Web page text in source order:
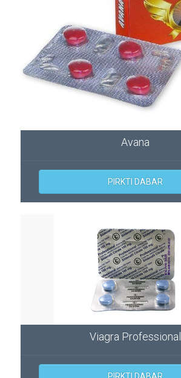
Avana
PIRKTI DABAR
Viagra Professional
PIRKTI DABAR